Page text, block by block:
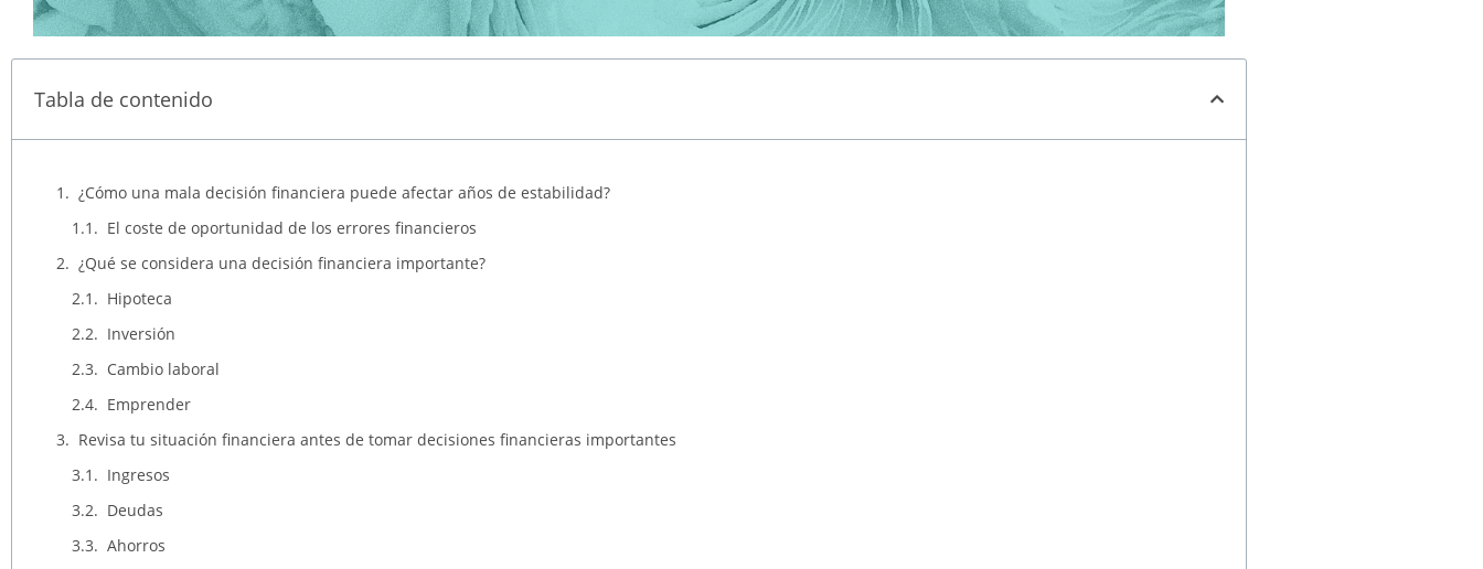
Tabla de contenido
¿Cómo una mala decisión financiera puede afectar años de estabilidad?
El coste de oportunidad de los errores financieros
¿Qué se considera una decisión financiera importante?
Hipoteca
Inversión
Cambio laboral
Emprender
Revisa tu situación financiera antes de tomar decisiones financieras importantes
Ingresos
Deudas
Ahorros